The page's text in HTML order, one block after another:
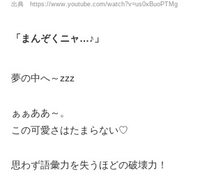
出典 https://www.youtube.com/watch?v=us0xBuoPTMg
「まんぞくニャ…♪」
夢の中へ～zzz
ぁぁああ～。
この可愛さはたまらない♡
思わず語彙力を失うほどの破壊力！